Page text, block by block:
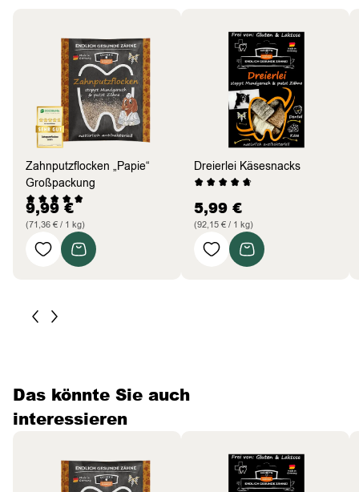
Zahnputzflocken „Papie“
Großpackung
9,99€
(71,36 € / 1 kg)
Dreierlei Käsesnacks
5,99 €
(92,15 € / 1 kg)
Das könnte Sie auch
interessieren